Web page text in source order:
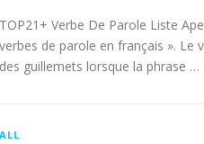
TOP21+ Verbe De Parole Liste
verbes de parole en français ». Le
des guillemets lorsque la phrase …
ALL